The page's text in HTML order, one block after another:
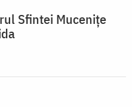
Sfintei Mucenițe